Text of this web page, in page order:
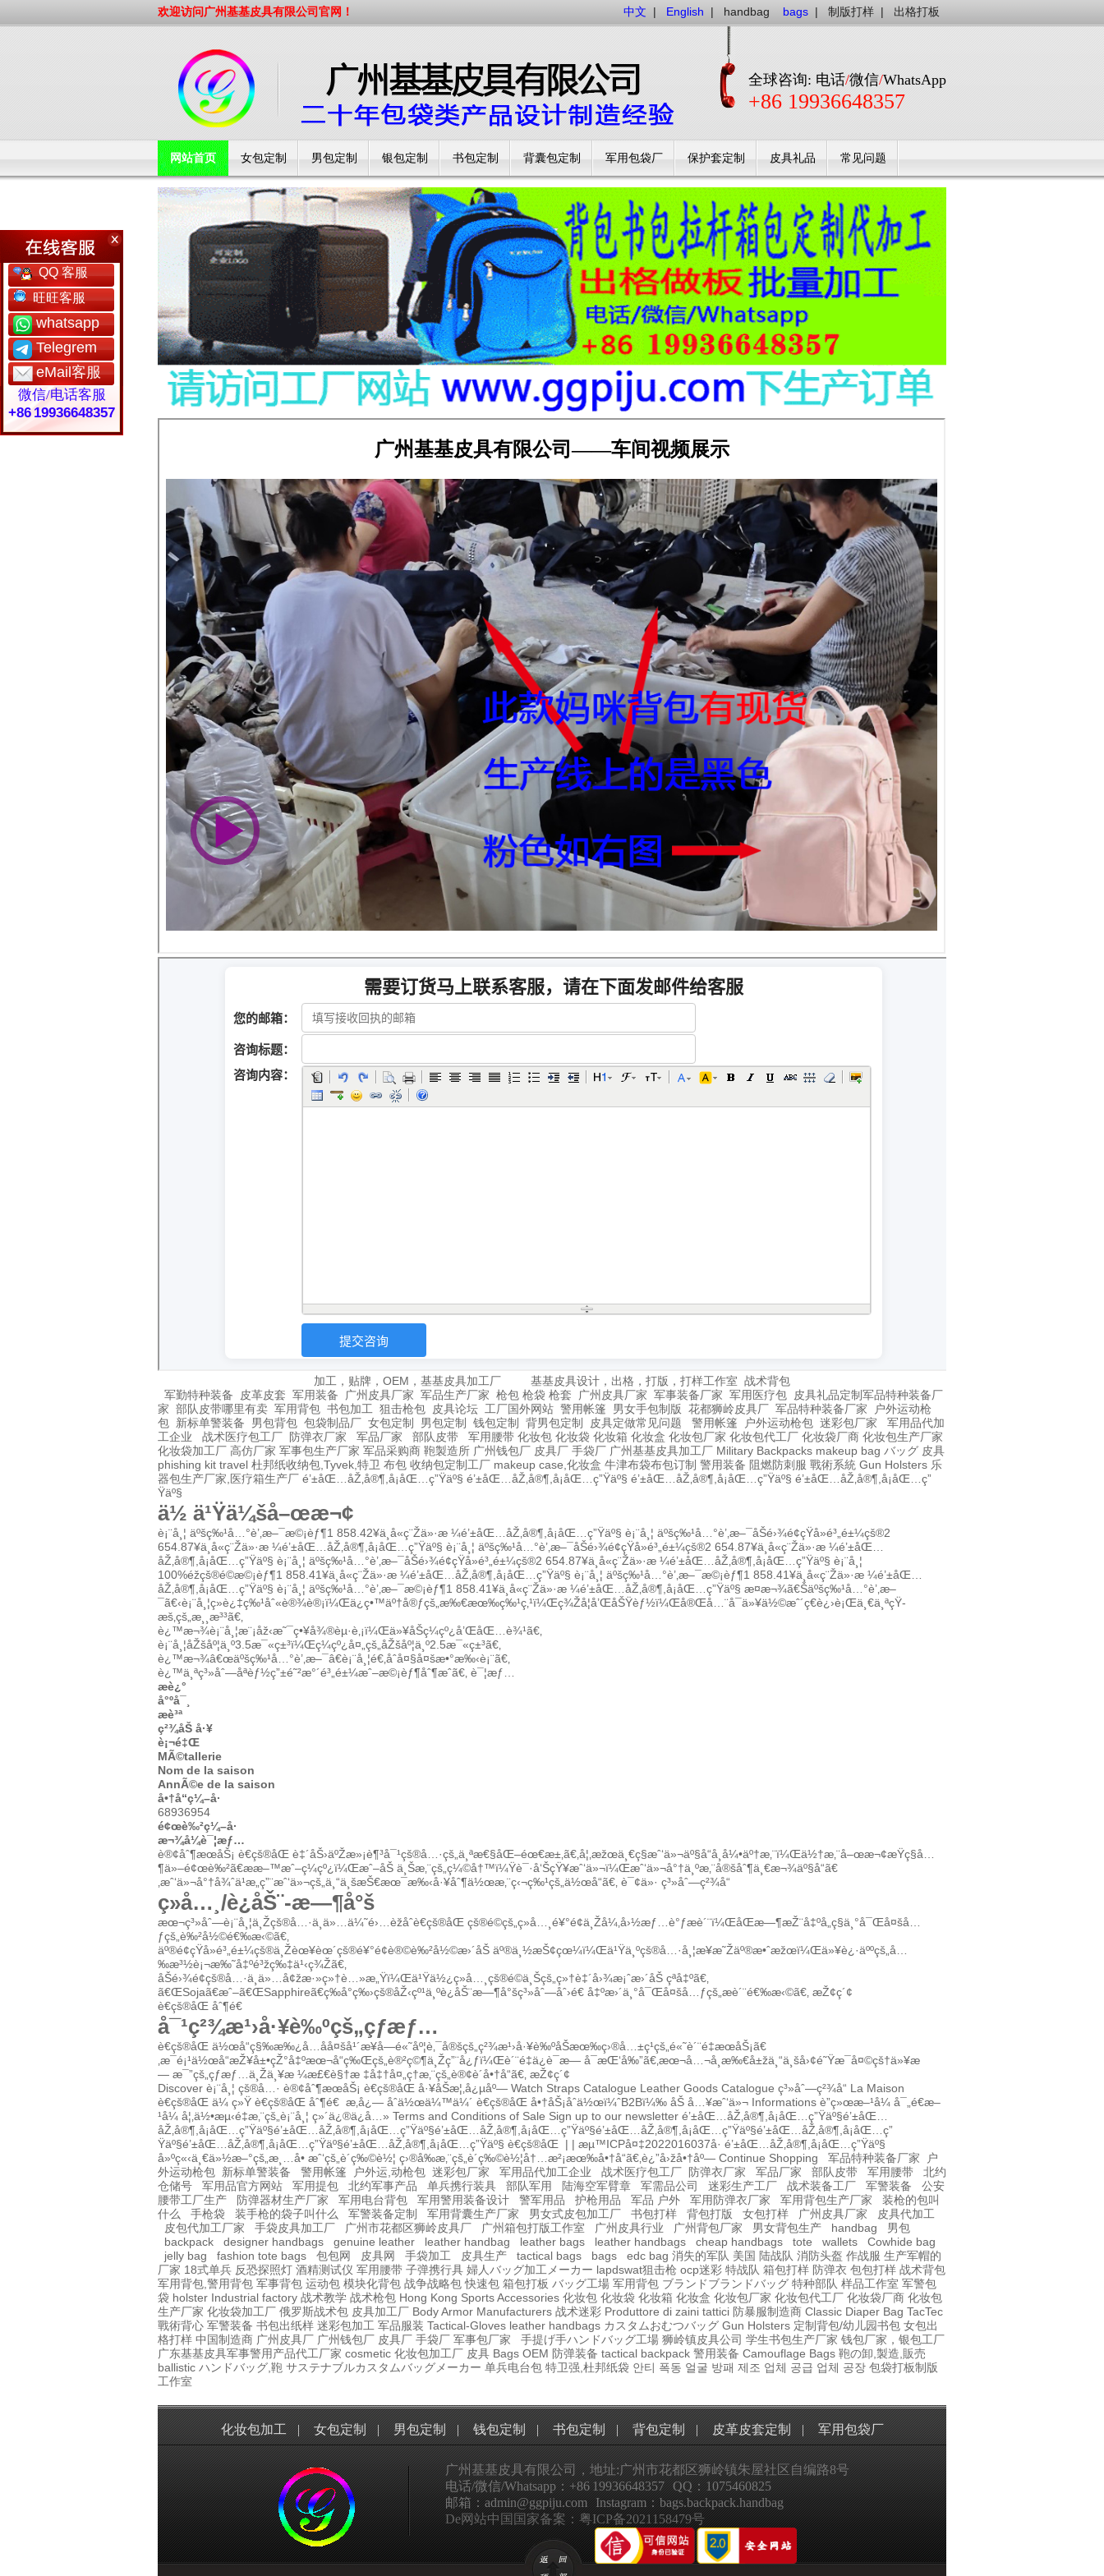
欢迎访问广州基基皮具有限公司官网！ 中文 | English | handbag bags | 制版打样 | 出格打板
全球咨询: 电话/微信/WhatsApp
+86 19936648357
网站首页 女包定制 男包定制 银包定制 书包定制 背囊包定制 军用包袋厂 保护套定制 皮具礼品 常见问题
工厂简介
加工，贴牌，OEM，基基皮具加工厂 基基皮具设计，出格，打版，打样工作室 战术背包
军勤特种装备
皮革皮套 军用装备 广州皮具厂家 军品生产厂家 枪包 枪袋 枪套 广州皮具厂家 军事装备厂家 军用医疗包 皮具礼品定制军品特种装备厂
家 部队皮带哪里有卖 军用背包 书包加工 狙击枪包 皮具论坛 工厂国外网站 警用帐篷 男女手包制版 花都狮岭皮具厂 军品特种装备厂家
户外运动枪
包 新标单警装备 男包背包 包袋制品厂 女包定制 男包定制 钱包定制 背男包定制 皮具定做常见问题 警用帐篷 户外运动枪包 迷彩包厂家
军用品代加
工企业
战术医疗包工厂 防弹衣厂家 军品厂家 部队皮带 军用腰带 化妆包 化妆袋 化妆箱 化妆盒 化妆包厂家 化妆包代工厂 化妆袋厂商 化妆包生产厂家
化妆袋加工厂 高仿厂家 军事包生产厂家 军品采购商 鞄製造所 广州钱包厂 皮具厂 手袋厂 广州基基皮具加工厂 Military Backpacks makeup bag バッグ 皮具
phishing kit travel 杜邦纸收纳包,Tyvek,特卫 布包 收纳包定制工厂 makeup case,化妆盒 牛津布袋布包订制 警用装备 阻燃防刺服 戰術系統 Gun Holsters 乐
器包生产厂家,医疗箱生产厂 é’±åŒ…åŽ‚å®¶,å¡åŒ…ç”Ÿäº§ é’±åŒ…åŽ‚å®¶,å¡åŒ…ç”Ÿäº§ é’±åŒ…åŽ‚å®¶,å¡åŒ…ç”Ÿäº§ é’±åŒ…åŽ‚å®¶,å¡åŒ…ç”
Ÿäº§
ä½ ä¹Ÿä¼šå–œæ¬¢
è¡¨å¸¦ äºšç‰¹å…°è’‚æ–¯æ©¡èƒ¶1 858.42¥ä¸å«ç¨Žä»·æ ¼é’±åŒ…åŽ‚å®¶,å¡åŒ…ç”Ÿäº§ è¡¨å¸¦ äºšç‰¹å…°è’‚æ–¯åŠé›¾é¢çŸ­å»é³„é±¼çš®2
654.87¥ä¸å«ç¨Žä»·æ ¼é’±åŒ…åŽ‚å®¶,å¡åŒ…ç”Ÿäº§ è¡¨å¸¦ äºšç‰¹å…°è’‚æ–¯åŠé›¾é¢çŸ­å»é³„é±¼çš®2 654.87¥ä¸å«ç¨Žä»·æ ¼é’±åŒ…
åŽ‚å®¶,å¡åŒ…ç”Ÿäº§ è¡¨å¸¦ äºšç‰¹å…°è’‚æ–¯åŠé›¾é¢çŸ­å»é³„é±¼çš®2 654.87¥ä¸å«ç¨Žä»·æ ¼é’±åŒ…åŽ‚å®¶,å¡åŒ…ç”Ÿäº§ è¡¨å¸¦
100%éžçš®é©æ©¡èƒ¶1 858.41¥ä¸å«ç¨Žä»·æ ¼é’±åŒ…åŽ‚å®¶,å¡åŒ…ç”Ÿäº§ è¡¨å¸¦ äºšç‰¹å…°è’‚æ–¯æ©¡èƒ¶1 858.41¥ä¸å«ç¨Žä»·æ ¼é’±åŒ…
åŽ‚å®¶,å¡åŒ…ç”Ÿäº§ è¡¨å¸¦ äºšç‰¹å…°è’‚æ–¯æ©¡èƒ¶1 858.41¥ä¸å«ç¨Žä»·æ ¼é’±åŒ…åŽ‚å®¶,å¡åŒ…ç”Ÿäº§ æ­¤æ¬¾ã€Šäºšç‰¹å…°è’‚æ–
¯ã€‹è¡¨å¸¦ç»è¿‡ç‰¹åˆ«è®¾è®¡ï¼Œä¿ç•™äº†å®ƒçš„æ‰€æœ‰ç‰¹ç‚¹ï¼Œç¾Žå­¦å’ŒåŠŸèƒ½ï¼Œå®Œå…¨å¯ä»¥ä½©æˆ´ç€è¿›è¡Œä¸€ä¸ªçŸ­
æš‚çš„æ¸¸æ³³ã€‚
è¿™æ¬¾è¡¨å¸¦æ¨¡åž‹æ˜¯ç•¥å¾®èµ·è‚¡ï¼Œä»¥åŠç¼çº¿å’ŒåŒ…è¾¹ã€‚
è¡¨å¸¦åŽšåº¦ä¸º3.5æ¯«ç±³ï¼Œç¼çº¿å¤„çš„åŽšåº¦ä¸º2.5æ¯«ç±³ã€‚
è¿™æ¬¾â€œäºšç‰¹å…°è’‚æ–¯â€è¡¨å¸¦é€‚åˆå¤§å¤šæ•°æ‰‹è¡¨ã€‚
è¿™ä¸ªç³»åˆ—åªèƒ½ç”±é˜²æ°´é³„é±¼æˆ–æ©¡èƒ¶åˆ¶æˆã€‚ è¯¦æƒ…
æè¿°
å°ºå¯¸
æè³ª
ç²¾åŠ å·¥
è¡¬é‡Œ
MÃ©tallerie
Nom de la saison
AnnÃ©e de la saison
å•†å“ç¼–å·
68936954
é¢œè‰²ç¼–å·
æ¬¾å¼è¯¦æƒ…
è®¢åˆ¶æœåŠ¡ è€çš®åŒ è‡´åŠ›äºŽæ»¡è¶³å¯¹çš®å…·çš„ä¸ªæ€§åŒ–éœ€æ±‚ã€‚å¦‚æžœä¸€ç§æˆ‘ä»¬äº§å“å¸å¼•äº†æ‚¨ï¼Œä½†æ‚¨å–œæ¬¢æŸç§å…
¶ä»–é¢œè‰²ã€ææ–™æˆ–ç¼çº¿ï¼Œæˆ–åŠ ä¸Šæ‚¨çš„ç¼©å†™ï¼Ÿè¯·å‘ŠçŸ¥æˆ‘ä»¬ï¼Œæˆ‘ä»¬å°†ä¸ºæ‚¨å®šåˆ¶ä¸€æ¬¾äº§å“ã€
‚æˆ‘ä»¬å°†å¾ˆä¹æ„ç”¨æˆ‘ä»¬çš„ä¸“ä¸šæŠ€æœ¯æ‰‹å·¥åˆ¶ä½œæ‚¨ç‹¬ç‰¹çš„ä½œå“ã€‚ è¯¢ä»· ç³»åˆ—ç²¾å“
ç»å…¸/è¿åŠ¨-æ—¶å°š
æœ¬ç³»åˆ—è¡¨å¸¦ä¸Žçš®å…·ä¸ä»…ä¼˜é›…èžåˆè€çš®åŒ çš®é©çš„ç»å…¸é¥°é¢ä¸Žå¼‚å›½æƒ…è°ƒæè´¨ï¼ŒåŒæ—¶æŽ¨å‡ºå„ç§ä¸°å¯Œå¤šå…
ƒçš„è‰²å½©é€‰æ‹©ã€‚
äº®é¢çŸ­å»é³„é±¼çš®ä¸Žèœ¥èœ´çš®é¥°é¢è®©è‰²å½©æ›´åŠ äº®ä¸½æŠ¢çœ¼ï¼Œä¹Ÿä¸ºçš®å…·å¸¦æ¥æ˜Žäº®æ•ˆæžœï¼Œä»¥è¿·äººçš„å…
‰æ³½è¡¬æ‰˜å‡ºé³žç‰‡ä¹‹ç¾Žã€‚
åŠé›¾é¢çš®å…·ä¸ä»…å¢žæ·»ç»†è…»æ„Ÿï¼Œä¹Ÿä½¿ç»å…¸çš®é©ä¸Šçš„ç»†è‡´å›¾æ¡ˆæ›´åŠ çªå‡ºã€‚
ã€ŒSojaã€æˆ–ã€ŒSapphireã€ç­‰å°ç‰›çš®åŽ‹çº¹ä¸ºè¿åŠ¨æ—¶å°šç³»åˆ—åˆ›é€ å‡ºæ›´ä¸°å¯Œå¤šå…ƒçš„æè´¨é€‰æ‹©ã€‚ æŽ¢ç´¢
è€çš®åŒ åˆ¶é€
å¯¹ç²¾æ¹›å·¥è‰ºçš„çƒ­æƒ…
è€çš®åŒ ä½œå“ç§‰æ‰¿å…­åå¤šå¹´æ¥å—é«˜åº¦è‚¯å®šçš„ç²¾æ¹›å·¥è‰ºåŠæœ‰ç›®å…±ç¹çš„é«˜è´¨é‡æœåŠ¡ã€
‚æ¯é¡¹ä½œå“æŽ¥å±•çŽ°å‡ºæœ¬å“ç‰Œçš„è®²ç©¶ä¸Žç”¨å¿ƒï¼Œè´¨é‡ä¿è¯æ— å¯æŒ‘å‰”ã€‚æœ¬å…¬å¸æ‰€å±žä¸“ä¸šå›¢é˜Ÿæ¯å¤©çš†ä»¥æ
— æ¯”çš„çƒ­æƒ…ä¸Žä¸¥æ ¼æ£€è§†æ ‡å‡†å¤„ç†æ‚¨çš„è®¢è´­å•†å“ã€‚ æŽ¢ç´¢
Discover è¡¨å¸¦ çš®å…· è®¢åˆ¶æœåŠ¡ è€çš®åŒ å·¥åŠæ¦‚å¿µåº— Watch Straps Catalogue Leather Goods Catalogue ç³»åˆ—ç²¾å“ La Maison
è€çš®åŒ ä¼ ç»Ÿ è€çš®åŒ åˆ¶é€ æ‚å¿— åˆä½œä¼™ä¼´ è€çš®åŒ å•†åŠ¡åˆä½œï¼ˆB2Bï¼‰ åŠ å…¥æˆ‘ä»¬ Informations è”ç»œæ–¹å¼ å¯„é€æ–
¹å¼ å¦‚ä½•æµ‹é‡æ‚¨çš„è¡¨å¸¦ ç»´ä¿®ä¿å…» Terms and Conditions of Sale Sign up to our newsletter é’±åŒ…åŽ‚å®¶,å¡åŒ…ç”Ÿäº§é’±åŒ…
åŽ‚å®¶,å¡åŒ…ç”Ÿäº§é’±åŒ…åŽ‚å®¶,å¡åŒ…ç”Ÿäº§é’±åŒ…åŽ‚å®¶,å¡åŒ…ç”Ÿäº§é’±åŒ…åŽ‚å®¶,å¡åŒ…ç”Ÿäº§é’±åŒ…åŽ‚å®¶,å¡åŒ…ç”
Ÿäº§é’±åŒ…åŽ‚å®¶,å¡åŒ…ç”Ÿäº§é’±åŒ…åŽ‚å®¶,å¡åŒ…ç”Ÿäº§ è€çš®åŒ | | æµ™ICPå¤‡2022016037å· é’±åŒ…åŽ‚å®¶,å¡åŒ…ç”Ÿäº§
å»ºç«‹ä¸€ä»½æ–°çš„æ¸…å• æˆ‘çš„è´­ç‰©è½¦ ç›®å‰æ‚¨çš„è´­ç‰©è½¦å†…æ²¡æœ‰å•†å“ã€‚è¿”å›žå•†åº— Continue Shopping 军品特种装备厂家
户
外运动枪包 新标单警装备 警用帐篷 户外运,动枪包 迷彩包厂家 军用品代加工企业 战术医疗包工厂 防弹衣厂家 军品厂家 部队皮带 军用腰带
北约
仓储号
军用品官方网站 军用提包 北约军事产品 单兵携行装具 部队军用 陆海空军臂章 军需品公司 迷彩生产工厂 战术装备工厂 军警装备
公安
腰带工厂生产
防弹器材生产厂家 军用电台背包 军用警用装备设计 警军用品 护枪用品 军品 户外 军用防弹衣厂家 军用背包生产厂家
装枪的包叫
什么
手枪袋 装手枪的袋子叫什么 军警装备定制 军用背囊生产厂家 男女式皮包加工厂 书包打样 背包打版 女包打样 广州皮具厂家
皮具代加工
皮包代加工厂家
手袋皮具加工厂 广州市花都区狮岭皮具厂 广州箱包打版工作室 广州皮具行业 广州背包厂家 男女背包生产 handbag
男包
backpack
designer handbags genuine leather leather handbag leather bags leather handbags cheap handbags tote wallets
Cowhide bag
jelly bag
fashion tote bags 包包网 皮具网 手袋加工 皮具生产 tactical bags bags edc bag 消失的军队 美国 陆战队 消防头盔 作战服 生产军帽的
厂家 18式单兵 反恐探照灯 酒精测试仪 军用腰带 子弹携行具 婦人バッグ加工メーカー lapdswat狙击枪 ocp迷彩 特战队 箱包打样 防弹衣 包包打样 战术背包
军用背包,警用背包 军事背包 运动包 模块化背包 战争战略包 快速包 箱包打板 バッグ工場 军用背包 ブランドブランドバッグ 特种部队 样品工作室 军警包
袋 holster Industrial factory 战术教学 战术枪包 Hong Kong Sports Accessories 化妆包 化妆袋 化妆箱 化妆盒 化妆包厂家 化妆包代工厂 化妆袋厂商 化妆包
生产厂家 化妆袋加工厂 俄罗斯战术包 皮具加工厂 Body Armor Manufacturers 战术迷彩 Produttore di zaini tattici 防暴服制造商 Classic Diaper Bag TacTec
戰術背心 军警装备 书包出纸样 迷彩包加工 军品服装 Tactical-Gloves leather handbags カスタムおむつバッグ Gun Holsters 定制背包/幼儿园书包 女包出
格打样 中国制造商 广州皮具厂 广州钱包厂 皮具厂 手袋厂 军事包厂家 手提げ手ハンドバッグ工場 狮岭镇皮具公司 学生书包生产厂家 钱包厂家，银包工厂
广东基基皮具军事警用产品代工厂家 cosmetic 化妆包加工厂 皮具 Bags OEM 防弹装备 tactical backpack 警用装备 Camouflage Bags 鞄の卸,製造,販売
ballistic ハンドバッグ,鞄 サステナブルカスタムバッグメーカー 单兵电台包 特卫强,杜邦纸袋 안티 폭동 얼굴 방패 제조 업체 공급 업체 공장 包袋打板制版
工作室
化妆包加工 | 女包定制 | 男包定制 | 钱包定制 | 书包定制 | 背包定制 | 皮革皮套定制 | 军用包袋厂
广州基基皮具有限公司，地址:广州市花都区狮岭镇朱屋社区自编路8号
电话/微信/Whatsapp：+86 19936648357 QQ：1075460825
邮箱：admin@ggpiju.com Instagram：bags.backpack.handbag
De网站中国国家备案：粤ICP备2021158479号
QQ 客服
旺旺客服
whatsapp
Telegrem
eMail客服
微信/电话客服
+86 19936648357